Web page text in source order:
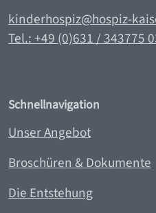
kinderhospiz@hospiz-
Tel.: +49 (0)631 / 343775 0
Schnellnavigation
Unser Angebot
Broschüren & Dokumente
Die Entstehung